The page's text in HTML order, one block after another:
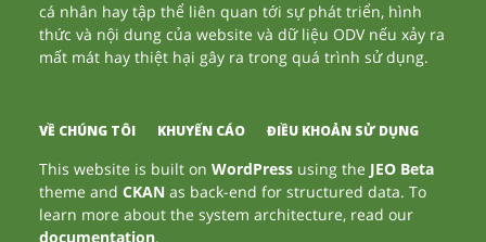
cá nhân hay tập thể liên quan tới sự phát triển, hình
thức và nội dung của website và dữ liệu ODV nếu xảy ra
mất mát hay thiệt hại gây ra trong quá trình sử dụng.
VỀ CHÚNG TÔI KHUYẾN CÁO ĐIỀU KHOẢN SỬ DỤNG
This website is built onWordPress using the JEO Beta
theme andCKAN as back-end for structured data. To
learn more about the system architecture, read our
documentation.